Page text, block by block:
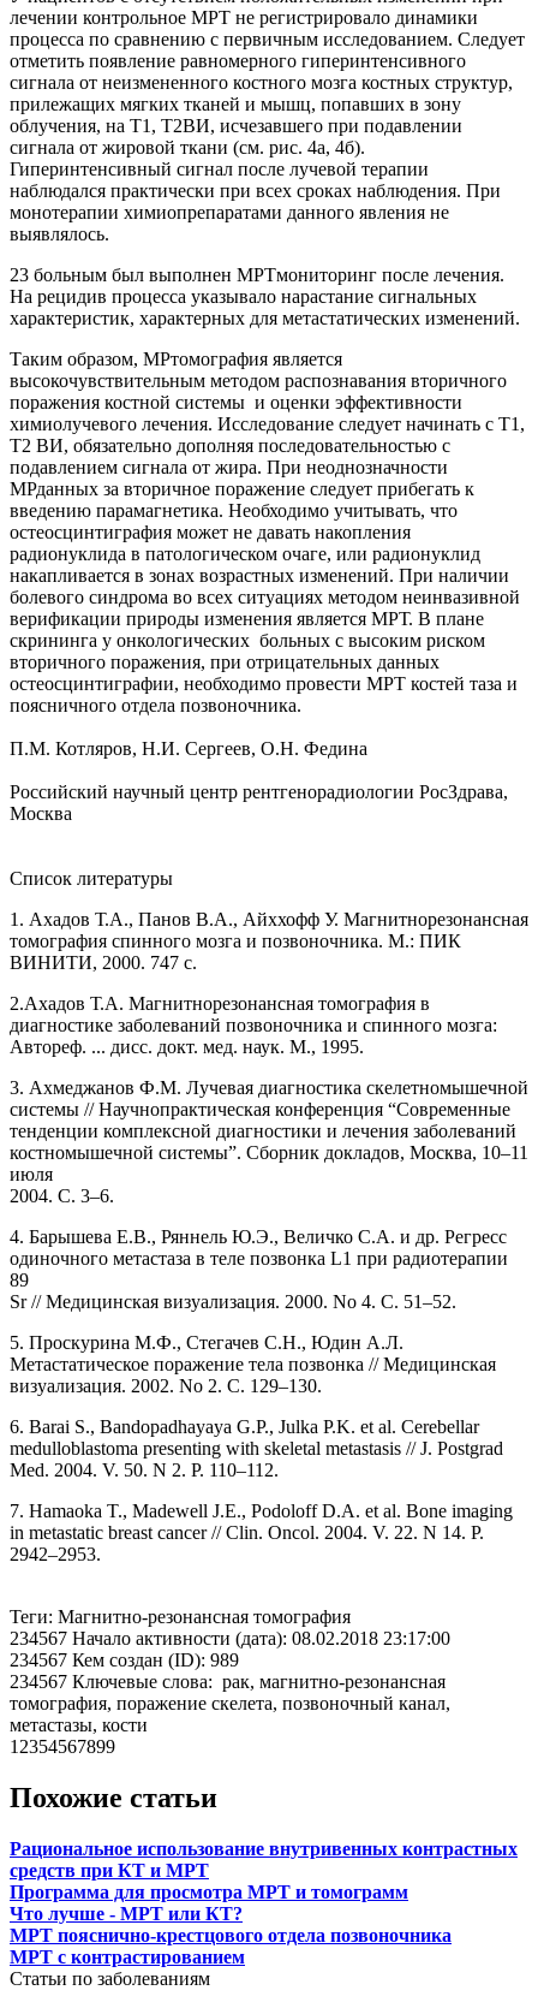
лечении контрольное МРТ не регистрировало динамики
процесса по сравнению с первичным исследованием. Следует
отметить появление равномерного гиперинтенсивного
сигнала от неизмененного костного мозга костных структур,
прилежащих мягких тканей и мышц, попавших в зону
облучения, на Т1, Т2ВИ, исчезавшего при подавлении
сигнала от жировой ткани (см. рис. 4a, 4б).
Гиперинтенсивный сигнал после лучевой терапии
наблюдался практически при всех сроках наблюдения. При
монотерапии химиопрепаратами данного явления не
выявлялось.
23 больным был выполнен МРТмониторинг после лечения.
На рецидив процесса указывало нарастание сигнальных
характеристик, характерных для метастатических изменений.
Таким образом, МРтомография является
высокочувствительным методом распознавания вторичного
поражения костной системы и оценки эффективности
химиолучевого лечения. Исследование следует начинать с Т1,
Т2 ВИ, обязательно дополняя последовательностью с
подавлением сигнала от жира. При неоднозначности
МРданных за вторичное поражение следует прибегать к
введению парамагнетика. Необходимо учитывать, что
остеосцинтиграфия может не давать накопления
радионуклида в патологическом очаге, или радионуклид
накапливается в зонах возрастных изменений. При наличии
болевого синдрома во всех ситуациях методом неинвазивной
верификации природы изменения является МРТ. В плане
скрининга у онкологических больных с высоким риском
вторичного поражения, при отрицательных данных
остеосцинтиграфии, необходимо провести МРТ костей таза и
поясничного отдела позвоночника.
П.М. Котляров, Н.И. Сергеев, О.Н. Федина
Российский научный центр рентгенорадиологии РосЗдрава,
Москва
Список литературы
1. Ахадов Т.А., Панов В.А., Айххофф У. Магнитнорезонансная
томография спинного мозга и позвоночника. М.: ПИК
ВИНИТИ, 2000. 747 с.
2.Ахадов Т.А. Магнитнорезонансная томография в
диагностике заболеваний позвоночника и спинного мозга:
Автореф. ... дисс. докт. мед. наук. М., 1995.
3. Ахмеджанов Ф.М. Лучевая диагностика скелетномышечной
системы // Научнопрактическая конференция “Современные
тенденции комплексной диагностики и лечения заболеваний
костномышечной системы”. Сборник докладов, Москва, 10–11
июля
2004. С. 3–6.
4. Барышева Е.В., Ряннель Ю.Э., Величко С.А. и др. Регресс
одиночного метастаза в теле позвонка L1 при радиотерапии
89
Sr // Медицинская визуализация. 2000. No 4. С. 51–52.
5. Проскурина М.Ф., Стегачев С.Н., Юдин А.Л.
Метастатическое поражение тела позвонка // Медицинская
визуализация. 2002. No 2. С. 129–130.
6. Barai S., Bandopadhayaya G.P., Julka P.K. et al. Cerebellar
medulloblastoma presenting with skeletal metastasis // J. Postgrad
Med. 2004. V. 50. N 2. P. 110–112.
7. Hamaoka T., Madewell J.E., Podoloff D.A. et al. Bone imaging
in metastatic breast cancer // Clin. Oncol. 2004. V. 22. N 14. P.
2942–2953.
Теги: Магнитно-резонансная томография
234567 Начало активности (дата): 08.02.2018 23:17:00
234567 Кем создан (ID): 989
234567 Ключевые слова: рак, магнитно-резонансная
томография, поражение скелета, позвоночный канал,
метастазы, кости
12354567899
Похожие статьи
Рациональное использование внутривенных контрастных
средств при КТ и МРТ
Программа для просмотра МРТ и томограмм
Что лучше - МРТ или КТ?
МРТ пояснично-крестцового отдела позвоночника
МРТ с контрастированием
Статьи по заболеваниям